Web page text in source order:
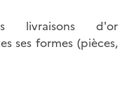
livraisons d'or
ses formes (pièces,